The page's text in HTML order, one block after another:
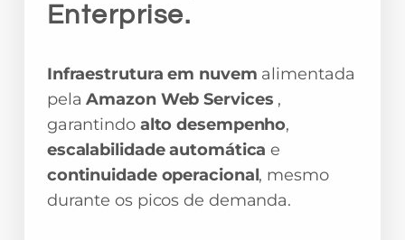
Enterprise.
Infraestrutura em nuvem alimentada
pelaAmazon Web Services ,
garantindo alto desempenho,
escalabilidade automática e
continuidade operacional, mesmo
durante os picos de demanda.